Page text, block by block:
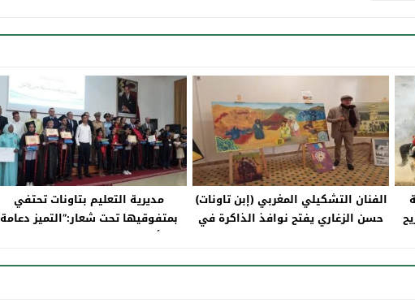
الفنان التشكيلي المغربي (إبن تاونات)
حسن الزغاري يفتح نوافذ الذاكرة في
مديرية التعليم بتاونات تحتفي
بمتفوقيها تحت شعار:”التميز دعامة
أساسية لمدرسة المواطنة” ‎